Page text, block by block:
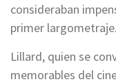
consideraban
primer largometraje.
Lillard, quien se
memorables del